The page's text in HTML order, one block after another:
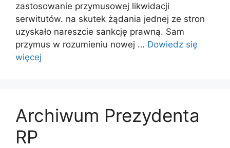
zastosowanie przymusowej likwidacji
serwitutów. na skutek żądania jednej ze stron
uzyskało nareszcie sankcję prawną. Sam
przymus w rozumieniu nowej … Dowiedz się
więcej
Archiwum Prezydenta
RP